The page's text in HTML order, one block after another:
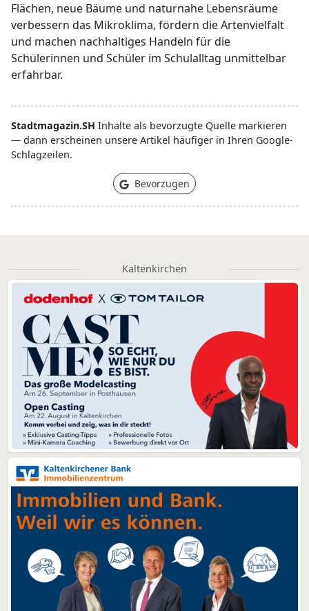
Flächen, neue Bäume und naturnahe Lebensräume
verbessern das Mikroklima, fördern die Artenvielfalt
und machen nachhaltiges Handeln für die
Schülerinnen und Schüler im Schulalltag unmittelbar
erfahrbar.
Stadtmagazin.SH Inhalte als bevorzugte Quelle markieren
— dann erscheinen unsere Artikel häufiger in Ihren Google-
Schlagzeilen.
Bevorzugen
Kaltenkirchen